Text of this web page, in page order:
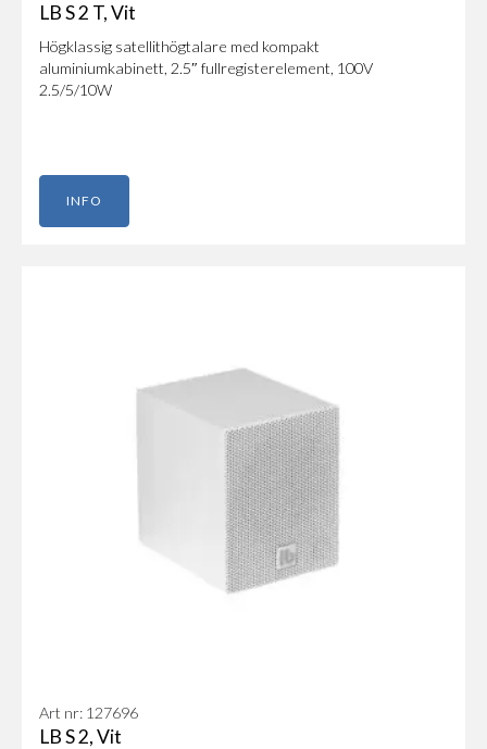
LB S 2 T, Vit
Högklassig satellithögtalare med kompakt
aluminiumkabinett, 2.5″ fullregisterelement, 100V
2.5/5/10W
INFO
Art nr: 127696
LB S 2, Vit